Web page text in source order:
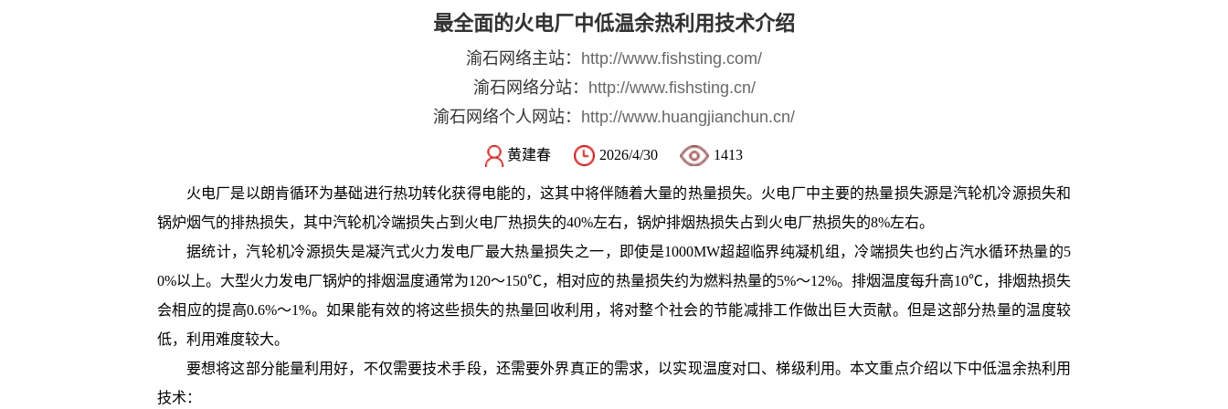
最全面的火电厂中低温余热利用技术介绍
渝石网络主站： http://www.fishsting.com/
渝石网络分站：
http://www.fishsting.cn/
渝石网络个人网站： http://www.huangjianchun.cn/
黄建春 2026/4/30 1413
火电厂是以朗肯循环为基础进行热功转化获得电能的，这其中将伴随着大量的热量损失。火电厂中主要的热量损失源是汽轮机冷源损失和
锅炉烟气的排热损失，其中汽轮机冷端损失占到火电厂热损失的40%左右，锅炉排烟热损失占到火电厂热损失的8%左右。
据统计，汽轮机冷源损失是凝汽式火力发电厂最大热量损失之一，即使是1000MW超超临界纯凝机组，冷端损失也约占汽水循环热量的5
0%以上。大型火力发电厂锅炉的排烟温度通常为120～150℃，相对应的热量损失约为燃料热量的5%～12%。排烟温度每升高10℃，排烟热损失
会相应的提高0.6%～1%。如果能有效的将这些损失的热量回收利用，将对整个社会的节能减排工作做出巨大贡献。但是这部分热量的温度较
低，利用难度较大。
要想将这部分能量利用好，不仅需要技术手段，还需要外界真正的需求，以实现温度对口、梯级利用。本文重点介绍以下中低温余热利用
技术：